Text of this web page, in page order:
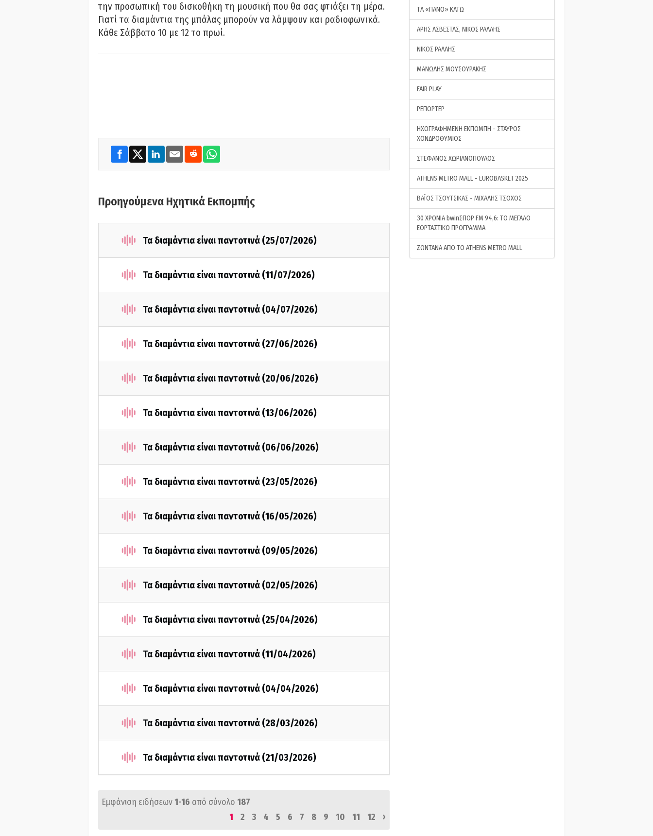
την προσωπική του δισκοθήκη τη μουσική που θα σας φτιάξει τη μέρα.
Γιατί τα διαμάντια της μπάλας μπορούν να λάμψουν και ραδιοφωνικά.
Κάθε Σάββατο 10 με 12 το πρωί.
Προηγούμενα Ηχητικά Εκπομπής
Τα διαμάντια είναι παντοτινά (25/07/2026)
Τα διαμάντια είναι παντοτινά (11/07/2026)
Τα διαμάντια είναι παντοτινά (04/07/2026)
Τα διαμάντια είναι παντοτινά (27/06/2026)
Τα διαμάντια είναι παντοτινά (20/06/2026)
Τα διαμάντια είναι παντοτινά (13/06/2026)
Τα διαμάντια είναι παντοτινά (06/06/2026)
Τα διαμάντια είναι παντοτινά (23/05/2026)
Τα διαμάντια είναι παντοτινά (16/05/2026)
Τα διαμάντια είναι παντοτινά (09/05/2026)
Τα διαμάντια είναι παντοτινά (02/05/2026)
Τα διαμάντια είναι παντοτινά (25/04/2026)
Τα διαμάντια είναι παντοτινά (11/04/2026)
Τα διαμάντια είναι παντοτινά (04/04/2026)
Τα διαμάντια είναι παντοτινά (28/03/2026)
Τα διαμάντια είναι παντοτινά (21/03/2026)
Εμφάνιση ειδήσεων1-16 από σύνολο 187
1
2 3 4 5 6 7 8 9 10 11 12 ›
ΤA «ΠΑΝΟ» ΚΑΤΩ
ΑΡΗΣ ΑΣΒΕΣΤΑΣ, ΝΙΚΟΣ ΡΑΛΛΗΣ
ΝΙΚΟΣ ΡΑΛΛΗΣ
ΜΑΝΩΛΗΣ ΜΟΥΣΟΥΡΑΚΗΣ
FAIR PLAY
ΡΕΠΟΡΤΕΡ
ΗΧΟΓΡΑΦΗΜΕΝΗ ΕΚΠΟΜΠΗ - ΣΤΑΥΡΟΣ
ΧΟΝΔΡΟΘΥΜΙΟΣ
ΣΤΕΦΑΝΟΣ ΧΩΡΙΑΝΟΠΟΥΛΟΣ
ATHENS METRO MALL - EUROBASKET 2025
ΒΑΪΟΣ ΤΣΟΥΤΣΙΚΑΣ - ΜΙΧΑΛΗΣ ΤΣΟΧΟΣ
30 ΧΡΟΝΙΑ bwinΣΠΟΡ FM 94,6: ΤΟ ΜΕΓΑΛΟ
ΕΟΡΤΑΣΤΙΚΟ ΠΡΟΓΡΑΜΜΑ
ΖΩΝΤΑΝΑ ΑΠΟ ΤΟ ATHENS METRO MALL